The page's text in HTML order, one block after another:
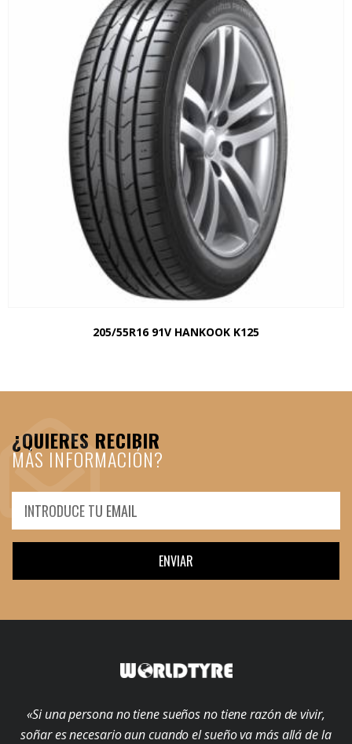
205/55R16 91V HANKOOK K125
¿QUIERES RECIBIR
MÁS INFORMACIÓN?
ENVIAR
«Si una persona no tiene sueños no tiene razón de vivir,
soñar es necesario aun cuando el sueño va más allá de la